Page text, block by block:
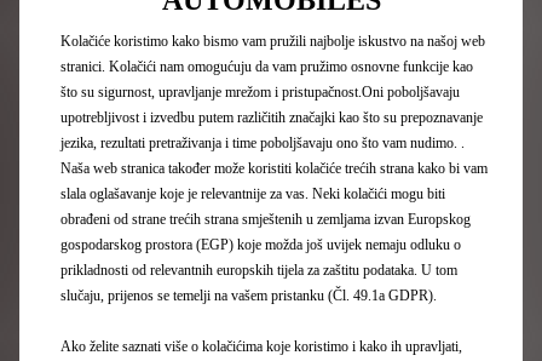
Pristupite svim uslugama Only You na svom pametnom
telefonu
Više informacija
Kolačiće koristimo kako bismo vam pružili najbolje iskustvo na našoj web
stranici. Kolačići nam omogućuju da vam pružimo osnovne funkcije kao
što su sigurnost, upravljanje mrežom i pristupačnost.Oni poboljšavaju
upotrebljivost i izvedbu putem različitih značajki kao što su prepoznavanje
jezika, rezultati pretraživanja i time poboljšavaju ono što vam nudimo. .
Naša web stranica također može koristiti kolačiće trećih strana kako bi vam
slala oglašavanje koje je relevantnije za vas. Neki kolačići mogu biti
obrađeni od strane trećih strana smještenih u zemljama izvan Europskog
gospodarskog prostora (EGP) koje možda još uvijek nemaju odluku o
prikladnosti od relevantnih europskih tijela za zaštitu podataka. U tom
slučaju, prijenos se temelji na vašem pristanku (Čl. 49.1a GDPR).
Ako želite saznati više o kolačićima koje koristimo i kako ih upravljati,